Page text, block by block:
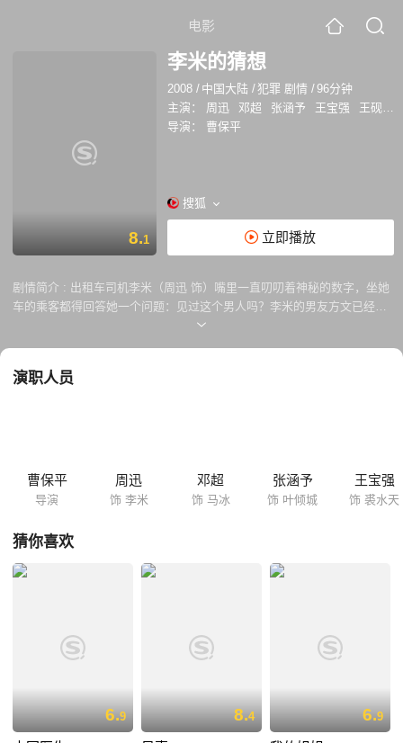
电影
8.1
李米的猜想
2008 / 中国大陆 /犯罪 剧情 /96分钟
主演：
周迅 邓超 张涵予 王宝强 王砚辉
导演：
曹保平
搜狐
立即播放
剧情简介 : 出租车司机李米（周迅 饰）嘴里一直叨叨着神秘的数字，坐她
车的乘客都得回答她一个问题：见过这个男人吗？李米的男友方文已经失
踪四年，然而在这四年里又一直不停地给她写信告知近况，找不到恋人的
这对毒贩在交易时发现“接头人”莫名其妙坠桥而亡，慌张失措时又遇见回
裘家兄弟的警察叶倾城（张涵予 饰）和李米发现了方文的踪迹——马冰和
方文长得一模一样！只是马冰对于李米的相认十分淡漠，...
演职人员
曹保平
导演
周迅
饰 李米
邓超
饰 马冰
张涵予
饰 叶倾城
王宝强
饰 裘水天
猜你喜欢
6.9 8.4 6.9